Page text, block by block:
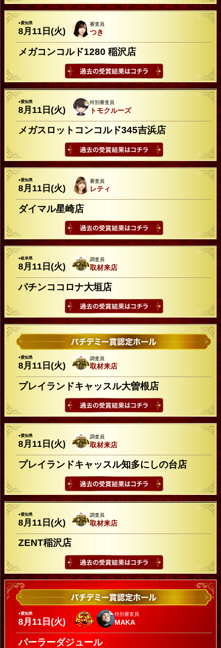
●愛知県
8月11日(火)
審査員
つき
メガコンコルド1280 稲沢店
●愛知県
8月11日(火)
特別審査員
トモクルーズ
メガスロットコンコルド345吉浜店
●愛知県
8月11日(火)
審査員
レティ
ダイマル星崎店
●岐阜県
8月11日(火)
調査員
取材来店
パチンココロナ大垣店
●愛知県
8月11日(火)
調査員
取材来店
プレイランドキャッスル大曽根店
●愛知県
8月11日(火)
調査員
取材来店
プレイランドキャッスル知多にしの台店
●愛知県
8月11日(火)
調査員
取材来店
ZENT稲沢店
●愛知県
8月11日(火)
特別審査員
MAKA
パーラーダジュール